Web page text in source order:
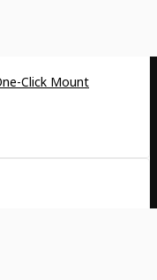
Click Mount